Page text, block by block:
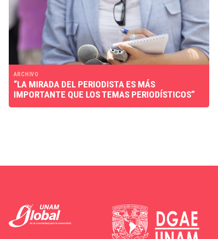
ARCHIVO
“LA MIRADA DEL PERIODISTA ES MÁS
IMPORTANTE QUE LOS TEMAS PERIODÍSTICOS”